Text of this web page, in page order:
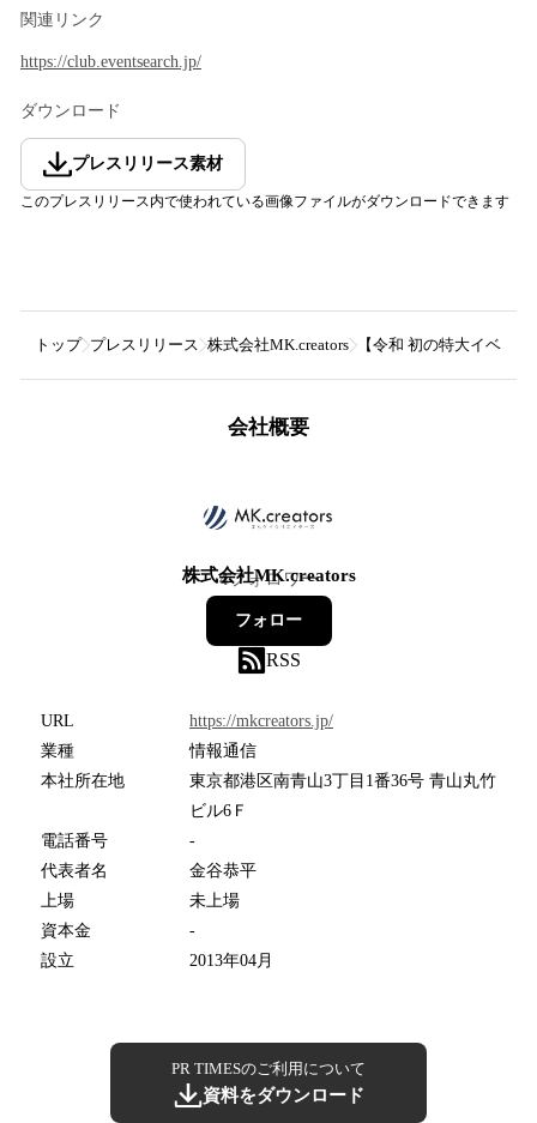
関連リンク
https://club.eventsearch.jp/
ダウンロード
プレスリリース素材
このプレスリリース内で使われている画像ファイルがダウンロードできます
トップ プレスリリース 株式会社MK.creators 【令和 初の特大イベン
会社概要
株式会社MK.creators
4フォロワー
フォロー
RSS
URL
https://mkcreators.jp/
業種
情報通信
本社所在地
東京都港区南青山3丁目1番36号 青山丸竹
ビル6Ｆ
電話番号
-
代表者名
金谷恭平
上場
未上場
資本金
-
設立
2013年04月
PR TIMESのご利用について
資料をダウンロード